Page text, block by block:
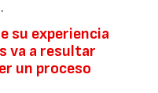
su experiencia
va a resultar
un proceso